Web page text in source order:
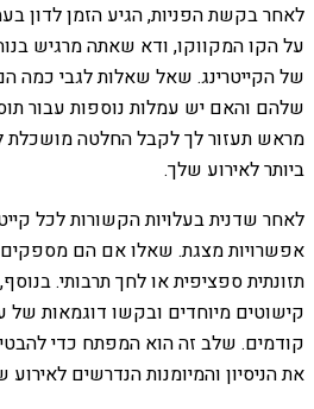
לאחר בקשת הפניות, הגיע הזמן לדון
על הקו המקווקו, ודא שאתה מרגיש
של הקייטרינג. שאל שאלות לגבי כמה
שלהם והאם יש עמלות נוספות עבור
מראש תעזור לך לקבל החלטה מושכלת
ביותר לאירוע שלך.
לאחר שדנית בעלויות הקשורות לכל
אפשרויות מצגת. שאלו אם הם
תזונתית ספציפית או לחך תרבותי.
קישוטים מיוחדים ובקשו דוגמאות של
קודמים. שלב זה הוא המפתח כדי
את הניסיון והמיומנות הנדרשים לאירוע